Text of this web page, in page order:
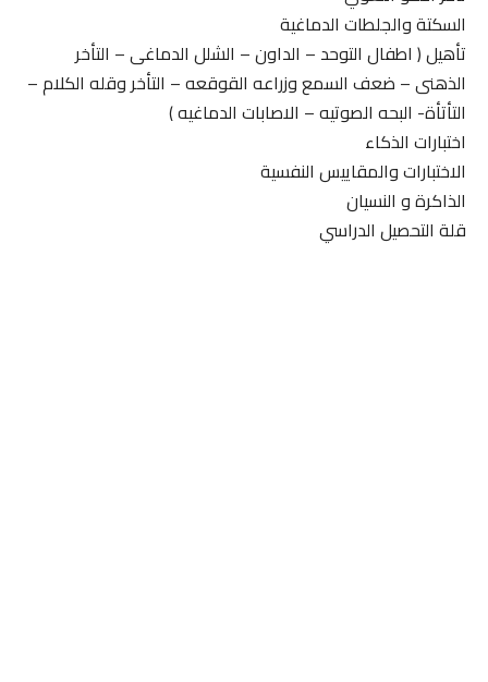
السكتة والجلطات الدماغية
تأهيل ( اطفال التوحد – الداون – الشلل الدماغى – التأخر
الذهنى – ضعف السمع وزراعه القوقعه – التأخر وقله الكلام –
التأتأة- البحه الصوتيه – الاصابات الدماغيه )
اختبارات الذكاء
الاختبارات والمقاييس النفسية
الذاكرة و النسيان
قلة التحصيل الدراسي